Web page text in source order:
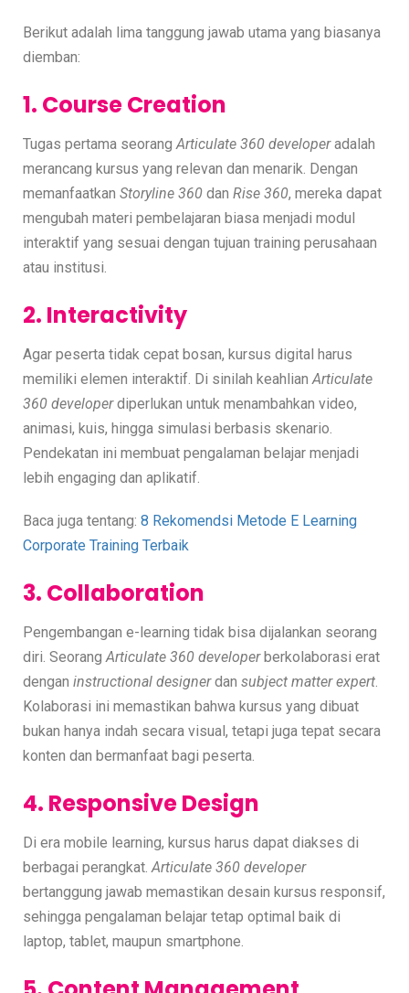
Berikut adalah lima tanggung jawab utama yang biasanya
diemban:
1. Course Creation
Tugas pertama seorangArticulate 360 developeradalah
merancang kursus yang relevan dan menarik. Dengan
memanfaatkan Storyline 360 dan Rise 360, mereka dapat
mengubah materi pembelajaran biasa menjadi modul
interaktif yang sesuai dengan tujuan training perusahaan
atau institusi.
2. Interactivity
Agar peserta tidak cepat bosan, kursus digital harus
memiliki elemen interaktif. Di sinilah keahlianArticulate
360 developerdiperlukan untuk menambahkan video,
animasi, kuis, hingga simulasi berbasis skenario.
Pendekatan ini membuat pengalaman belajar menjadi
lebih engaging dan aplikatif.
Baca juga tentang: 8 Rekomendsi Metode E Learning
Corporate Training Terbaik
3. Collaboration
Pengembangan e-learning tidak bisa dijalankan seorang
diri. SeorangArticulate 360 developerberkolaborasi erat
dengan instructional designerdan subject matter expert.
Kolaborasi ini memastikan bahwa kursus yang dibuat
bukan hanya indah secara visual, tetapi juga tepat secara
konten dan bermanfaat bagi peserta.
4. Responsive Design
Di era mobile learning, kursus harus dapat diakses di
berbagai perangkat.Articulate 360 developer
bertanggung jawab memastikan desain kursus responsif,
sehingga pengalaman belajar tetap optimal baik di
laptop, tablet, maupun smartphone.